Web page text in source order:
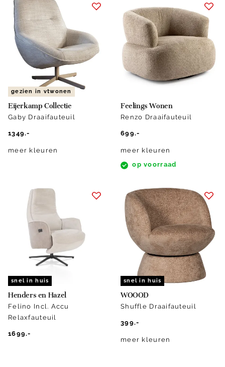
gezien in vtwonen
Eijerkamp Collectie
Gaby Draaifauteuil
1349.-
meer kleuren
Feelings Wonen
Renzo Draaifauteuil
699.-
meer kleuren
op voorraad
snel in huis
Henders en Hazel
Felino Incl. Accu
Relaxfauteuil
1699.-
snel in huis
WOOOD
Shuffle Draaifauteuil
399.-
meer kleuren